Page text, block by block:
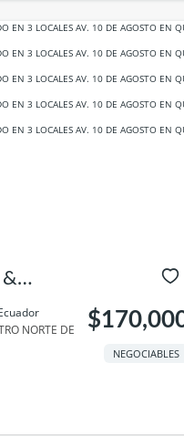
NORTE DE
NEGOCIABLES